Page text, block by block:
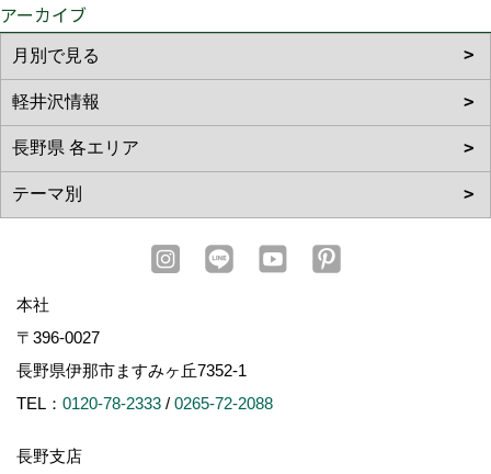
アーカイブ
本社
〒396-0027
長野県伊那市ますみヶ丘7352-1
TEL： 0120-78-2333 / 0265-72-2088
長野支店